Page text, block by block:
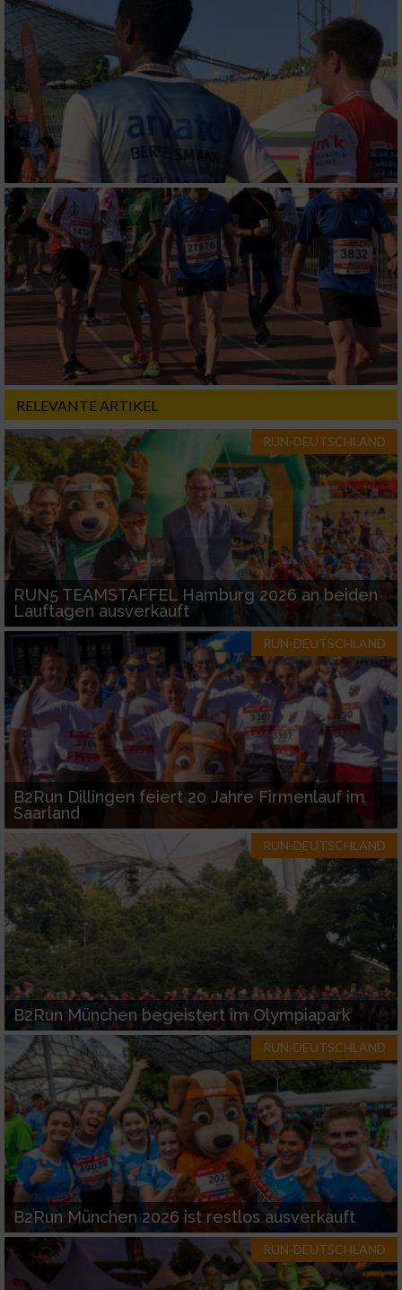
RELEVANTE ARTIKEL
RUN-DEUTSCHLAND
RUN5 TEAMSTAFFEL Hamburg 2026 an beiden
Lauftagen ausverkauft
RUN-DEUTSCHLAND
B2Run Dillingen feiert 20 Jahre Firmenlauf im
Saarland
RUN-DEUTSCHLAND
B2Run München begeistert im Olympiapark
RUN-DEUTSCHLAND
B2Run München 2026 ist restlos ausverkauft
RUN-DEUTSCHLAND
IAB-Besonderheiten:
Verwendung genauer Standortdaten
Geräte anhand von aktiv angeforderten
Informationen identifizieren
Nicht-IAB-Verarbeitungszwecke:
Notwendig
Performance
Funktional
Werbung